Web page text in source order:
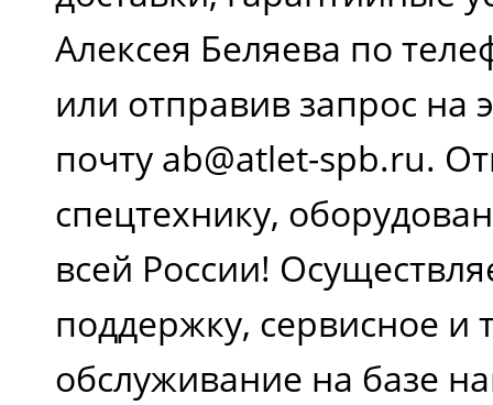
Алексея Беляева по
или отправив запрос на
почту ab@atlet-spb.ru.
спецтехнику,
всей России!
поддержку, сервисное и
обслуживание на базе